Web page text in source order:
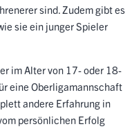
sind. Zudem gibt es
sie ein junger Spieler
im Alter von 17- oder 18-
eine Oberligamannschaft
andere Erfahrung in
persönlichen Erfolg